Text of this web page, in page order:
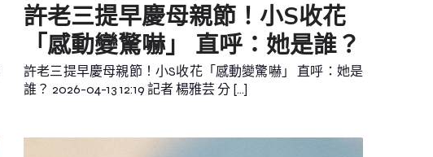
許老三提早慶母親節！小S收花
「感動變驚嚇」 直呼：她是誰？
許老三提早慶母親節！小S收花「感動變驚嚇」 直呼：她是
誰？ 2026-04-13 12:19 記者 楊雅芸 分 […]